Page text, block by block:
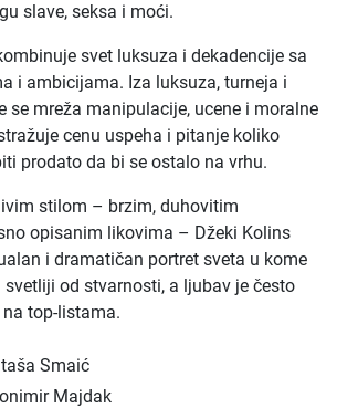
slave, seksa i moći.
svet luksuza i dekadencije sa
i ambicijama. Iza luksuza, turneja i
se mreža manipulacije, ucene i moralne
cenu uspeha i pitanje koliko
prodato da bi se ostalo na vrhu.
stilom – brzim, duhovitim
opisanim likovima – Džeki Kolins
i dramatičan portret sveta u kome
od stvarnosti, a ljubav je često
top-listama.
Smaić
Majdak